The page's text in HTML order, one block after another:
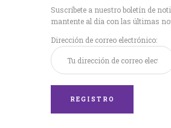
Suscríbete a nuestro boletín de
mantente al día con las últimas
Dirección de correo electrónico: